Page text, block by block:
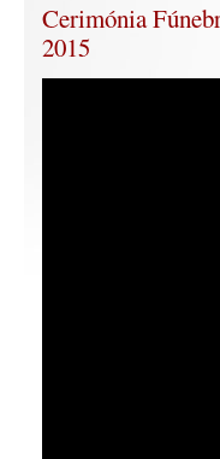
Cerimónia
2015